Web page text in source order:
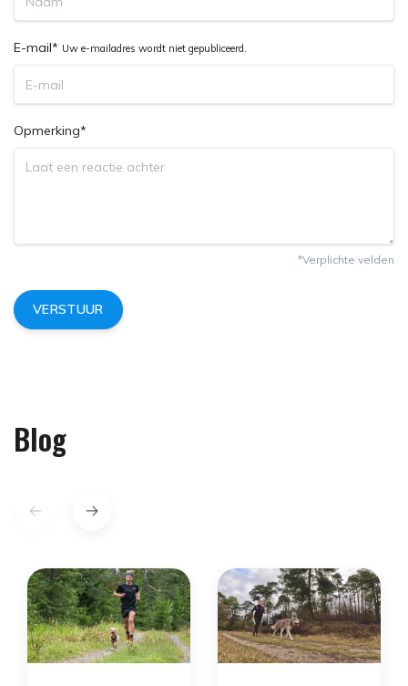
E-mail* Uw e-mailadres wordt niet gepubliceerd.
Opmerking*
*Verplichte velden
VERSTUUR
Blog